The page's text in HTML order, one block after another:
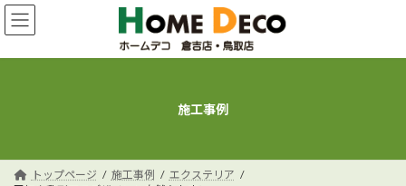
コ
ン
ン
ナ
ビ
ー
施工事例
トップページ 施工事例
エクステリア